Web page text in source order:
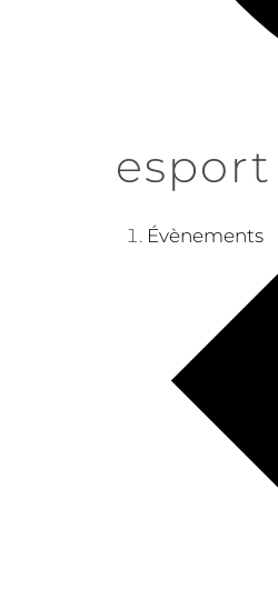
esport
Évènements